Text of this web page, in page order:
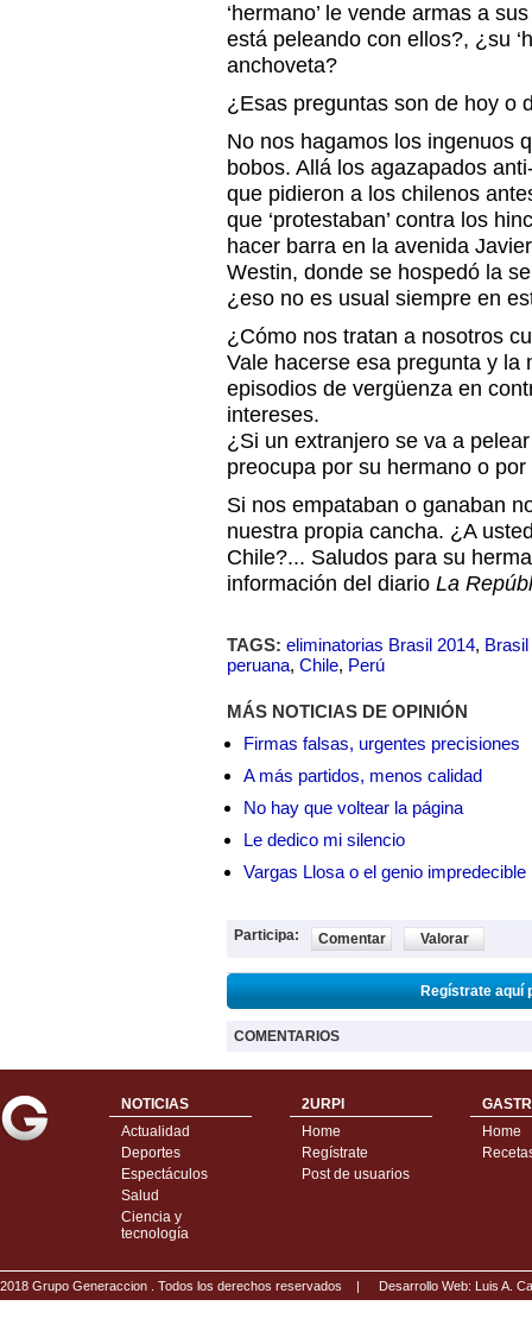
‘hermano’ le vende armas a
está peleando con ellos?, ¿su
anchoveta?
¿Esas preguntas son de hoy o
No nos hagamos los ingenuos
bobos. Allá los agazapados
que pidieron a los chilenos
que ‘protestaban’ contra los
hacer barra en la avenida
Westin, donde se hospedó la
¿eso no es usual siempre en
¿Cómo nos tratan a nosotros
Vale hacerse esa pregunta y la
episodios de vergüenza en
intereses.
¿Si un extranjero se va a
preocupa por su hermano o
Si nos empataban o ganaban
nuestra propia cancha. ¿A
Chile?... Saludos para su
información del diario La
TAGS: eliminatorias Brasil 2014,
peruana, Chile, Perú
MÁS NOTICIAS DE OPINIÓN
Firmas falsas, urgentes precisiones
A más partidos, menos calidad
No hay que voltear la página
Le dedico mi silencio
Vargas Llosa o el genio impredecible
Participa: Comentar Valorar
Regístrate aquí
COMENTARIOS
NOTICIAS
Actualidad
Deportes
Espectáculos
Salud
Ciencia y
tecnología
2URPI
Home
Regístrate
Post de usuarios
Home
2018 Grupo Generaccion . Todos los derechos reservados | Desarrollo Web: Luis